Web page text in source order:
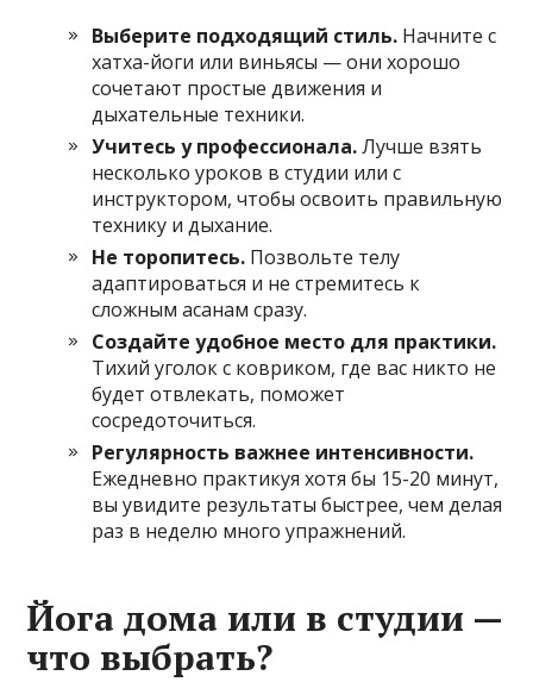
Выберите подходящий стиль. Начните с
хатха-йоги или виньясы — они хорошо
сочетают простые движения и
дыхательные техники.
Учитесь у профессионала.Лучше взять
несколько уроков в студии или с
инструктором, чтобы освоить правильную
технику и дыхание.
Не торопитесь. Позвольте телу
адаптироваться и не стремитесь к
сложным асанам сразу.
Создайте удобное место для практики.
Тихий уголок с ковриком, где вас никто не
будет отвлекать, поможет
сосредоточиться.
Регулярность важнее интенсивности.
Ежедневно практикуя хотя бы 15-20 минут,
вы увидите результаты быстрее, чем делая
раз в неделю много упражнений.
Йога дома или в студии —
что выбрать?